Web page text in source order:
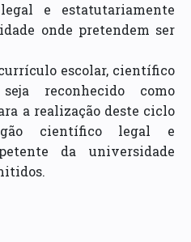
e estatutariamente
onde pretendem ser
escolar, científico
reconhecido como
a realização deste ciclo
científico legal e
da universidade